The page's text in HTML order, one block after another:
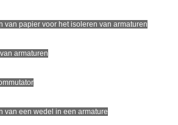
van papier voor het isoleren van armaturen
armaturen
van een wedel in een armature